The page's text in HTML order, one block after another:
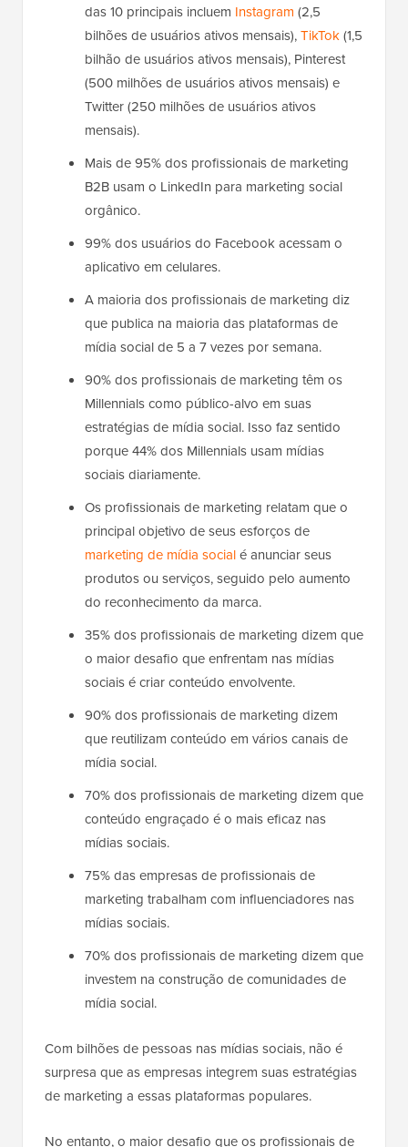
das 10 principais incluem Instagram (2,5
bilhões de usuários ativos mensais),TikTok(1,5
bilhão de usuários ativos mensais), Pinterest
(500 milhões de usuários ativos mensais) e
Twitter (250 milhões de usuários ativos
mensais).
Mais de 95% dos profissionais de marketing
B2B usam o LinkedIn para marketing social
orgânico.
99% dos usuários do Facebook acessam o
aplicativo em celulares.
A maioria dos profissionais de marketing diz
que publica na maioria das plataformas de
mídia social de 5 a 7 vezes por semana.
90% dos profissionais de marketing têm os
Millennials como público-alvo em suas
estratégias de mídia social. Isso faz sentido
porque 44% dos Millennials usam mídias
sociais diariamente.
Os profissionais de marketing relatam que o
principal objetivo de seus esforços de
marketing de mídia socialé anunciar seus
produtos ou serviços, seguido pelo aumento
do reconhecimento da marca.
35% dos profissionais de marketing dizem que
o maior desafio que enfrentam nas mídias
sociais é criar conteúdo envolvente.
90% dos profissionais de marketing dizem
que reutilizam conteúdo em vários canais de
mídia social.
70% dos profissionais de marketing dizem que
conteúdo engraçado é o mais eficaz nas
mídias sociais.
75% das empresas de profissionais de
marketing trabalham com influenciadores nas
mídias sociais.
70% dos profissionais de marketing dizem que
investem na construção de comunidades de
mídia social.
Com bilhões de pessoas nas mídias sociais, não é
surpresa que as empresas integrem suas estratégias
de marketing a essas plataformas populares.
No entanto, o maior desafio que os profissionais de